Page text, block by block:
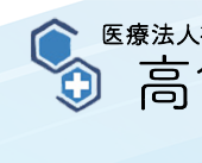
ホーム